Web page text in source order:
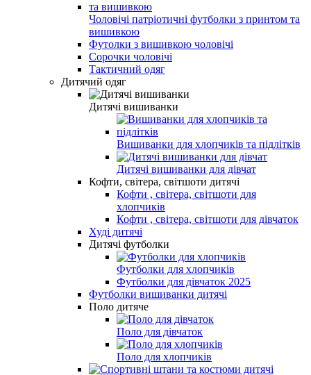
Чоловічі патріотичні футболки з принтом та
вишивкою
Футолки з вишивкою чоловічі
Сорочки чоловічі
Тактичний одяг
Дитячий одяг
Дитячі вишиванки
Вишиванки для хлопчиків та підлітків
Дитячі вишиванки для дівчат
Кофти, світера, світшоти дитячі
Кофти , світера, світшоти для
хлопчиків
Кофти , світера, світшоти для дівчаток
Худі дитячі
Дитячі футболки
Футболки для хлопчиків
Футболки для дівчаток 2025
Футболки вишиванки дитячі
Поло дитяче
Поло для дівчаток
Поло для хлопчиків